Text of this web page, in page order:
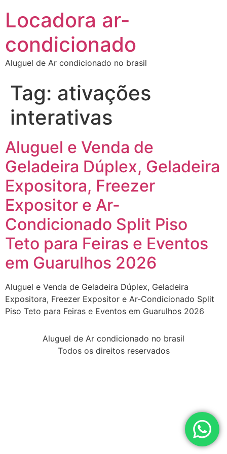
Locadora ar-
condicionado
Aluguel de Ar condicionado no brasil
Tag: ativações
interativas
Aluguel e Venda de
Geladeira Dúplex, Geladeira
Expositora, Freezer
Expositor e Ar-
Condicionado Split Piso
Teto para Feiras e Eventos
em Guarulhos 2026
Aluguel e Venda de Geladeira Dúplex, Geladeira
Expositora, Freezer Expositor e Ar-Condicionado Split
Piso Teto para Feiras e Eventos em Guarulhos 2026
Aluguel de Ar condicionado no brasil
Todos os direitos reservados